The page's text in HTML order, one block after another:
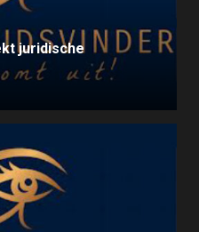
juridische